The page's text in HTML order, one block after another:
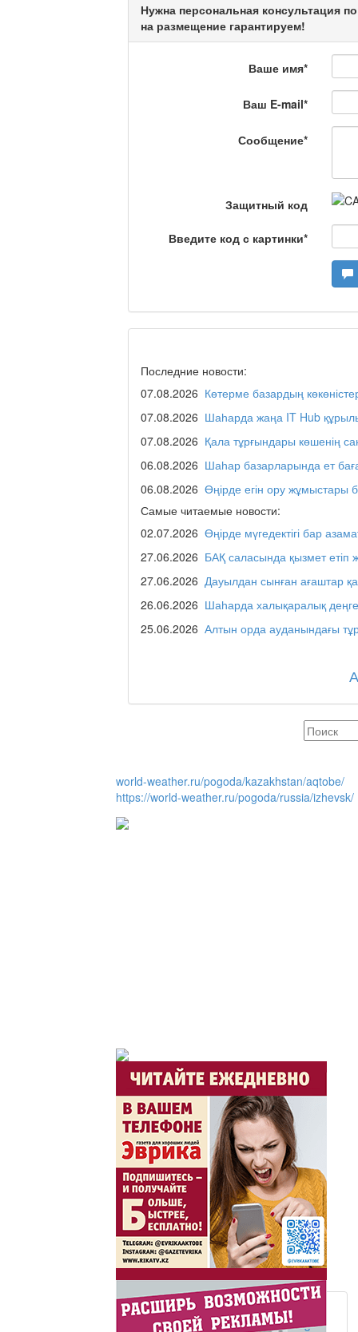
Что скажет доктор?
Станем чемпионами
Я открываю мир /
Дәрігер не айтады?
Maslihat LIVE
Отчётная встреча
қаласы әкімінің
REGION 04
Люди города /
Служба 109
Час депутата /
важная для зрителей ...
Скажем НЕТ
Жаңа әліпбиді бірге
Жаңа әліпбиді бірге
Латын әліпбиі -
Ты прекрасна! С
Нужна персональная консультация
на размещение гарантируем!
Ваше имя*
Ваш E-mail*
Сообщение*
Защитный код
Введите код с картинки*
Последние новости:
07.08.2026 Көтерме базардың
07.08.2026 Шаһарда жаңа IT Hub
07.08.2026 Қала тұрғындары көшенің
06.08.2026 Шаһар базарларында ет
06.08.2026 Өңірде егін ору жұмыстары
Самые читаемые новости:
02.07.2026 Өңірде мүгедектігі бар
27.06.2026 БАҚ саласында қызмет етіп
27.06.2026 Дауылдан сынған ағаштар
26.06.2026 Шаһарда халықаралық
25.06.2026 Алтын орда ауданындағы
world-weather.ru/pogoda/kazakhstan/aqtobe/
https://world-weather.ru/pogoda/russia/izhevsk/